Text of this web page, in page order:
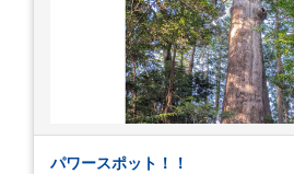
パワースポット！！